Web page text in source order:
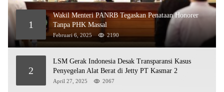
1
Wakil Menteri PANRB Tegaskan Penataan Honorer
Tanpa PHK Massal
Februari 6, 2025 2190
2
LSM Gerak Indonesia Desak Transparansi Kasus
Penyegelan Alat Berat di Jetty PT Kasmar 2
April 27, 2025 2067